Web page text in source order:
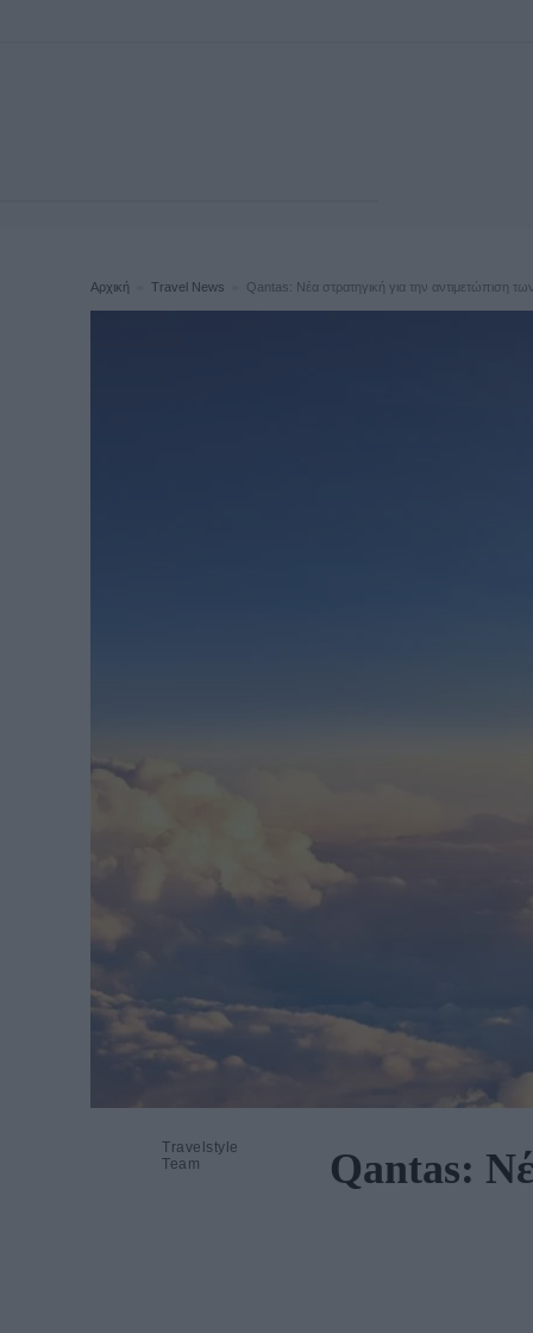
Αρχική Travel News Qantas: Νέα στρατηγική για την αντιμετώπιση
Travelstyle
Team
Qantas: